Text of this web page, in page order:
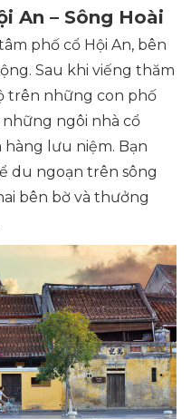
An – Sông Hoài
phố cổ Hội An, bên
Sau khi viếng thăm
trên những con phố
ngôi nhà cổ
hàng lưu niệm. Bạn
du ngoạn trên sông
bên bờ và thưởng